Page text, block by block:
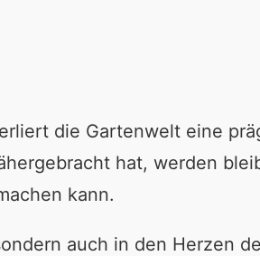
die Gartenwelt eine
hat, werden
kann.
auch in den Herzen